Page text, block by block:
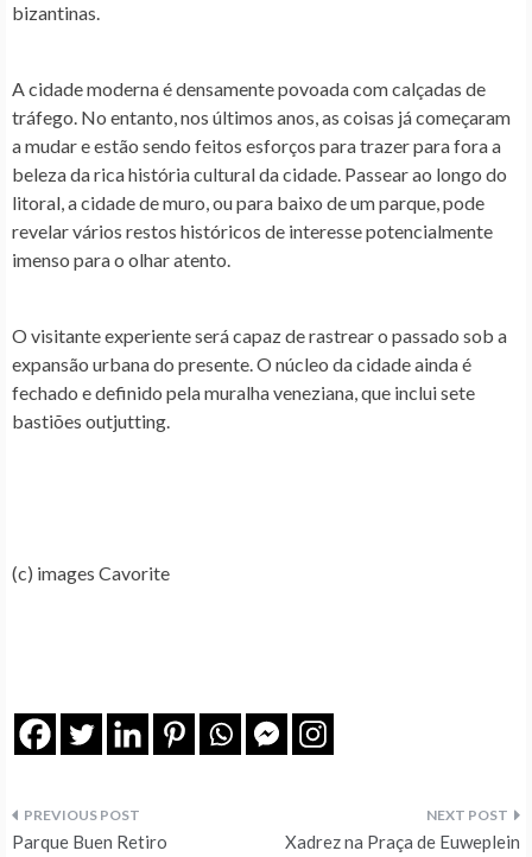
bizantinas.
A cidade moderna é densamente povoada com calçadas de
tráfego. No entanto, nos últimos anos, as coisas já começaram
a mudar e estão sendo feitos esforços para trazer para fora a
beleza da rica história cultural da cidade. Passear ao longo do
litoral, a cidade de muro, ou para baixo de um parque, pode
revelar vários restos históricos de interesse potencialmente
imenso para o olhar atento.
O visitante experiente será capaz de rastrear o passado sob a
expansão urbana do presente. O núcleo da cidade ainda é
fechado e definido pela muralha veneziana, que inclui sete
bastiões outjutting.
(c) images Cavorite
Navegação
Parque Buen Retiro
Xadrez na Praça de Euweplein